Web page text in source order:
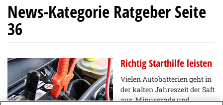
News-Kategorie Ratgeber Seite
36
Richtig Starthilfe leisten
Vielen Autobatterien geht in
der kalten Jahreszeit der Saft
aus. Minusgrade und